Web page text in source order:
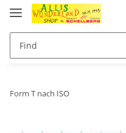
Form T nach ISO